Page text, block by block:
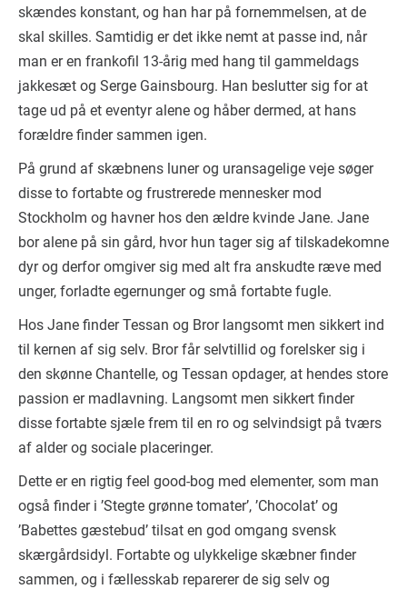
skændes konstant, og han har på fornemmelsen, at de
skal skilles. Samtidig er det ikke nemt at passe ind, når
man er en frankofil 13-årig med hang til gammeldags
jakkesæt og Serge Gainsbourg. Han beslutter sig for at
tage ud på et eventyr alene og håber dermed, at hans
forældre finder sammen igen.
På grund af skæbnens luner og uransagelige veje søger
disse to fortabte og frustrerede mennesker mod
Stockholm og havner hos den ældre kvinde Jane. Jane
bor alene på sin gård, hvor hun tager sig af tilskadekomne
dyr og derfor omgiver sig med alt fra anskudte ræve med
unger, forladte egernunger og små fortabte fugle.
Hos Jane finder Tessan og Bror langsomt men sikkert ind
til kernen af sig selv. Bror får selvtillid og forelsker sig i
den skønne Chantelle, og Tessan opdager, at hendes store
passion er madlavning. Langsomt men sikkert finder
disse fortabte sjæle frem til en ro og selvindsigt på tværs
af alder og sociale placeringer.
Dette er en rigtig feel good-bog med elementer, som man
også finder i ’Stegte grønne tomater’, ’Chocolat’ og
’Babettes gæstebud’ tilsat en god omgang svensk
skærgårdsidyl. Fortabte og ulykkelige skæbner finder
sammen, og i fællesskab reparerer de sig selv og